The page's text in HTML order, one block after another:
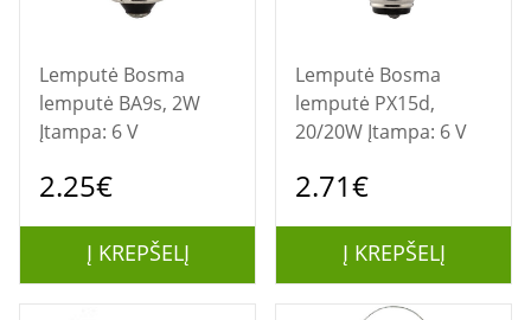
Lemputė Bosma
lemputė BA9s, 2W
Įtampa: 6 V
2.25€
Į KREPŠELĮ
Lemputė Bosma
lemputė PX15d,
20/20W Įtampa: 6 V
2.71€
Į KREPŠELĮ